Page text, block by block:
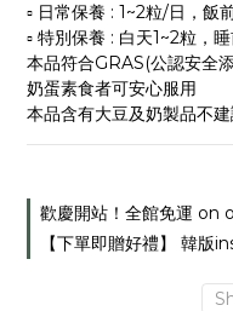
▫ 日常保養 : 1~2粒/日，飯
▫ 特別保養 : 白天1~2粒，
本品符合GRAS(公認安全
奶蛋素食者可安心服用
本品含有大豆及奶製品不
歡慶開站！全館免運 on
【下單即贈好禮】 韓版